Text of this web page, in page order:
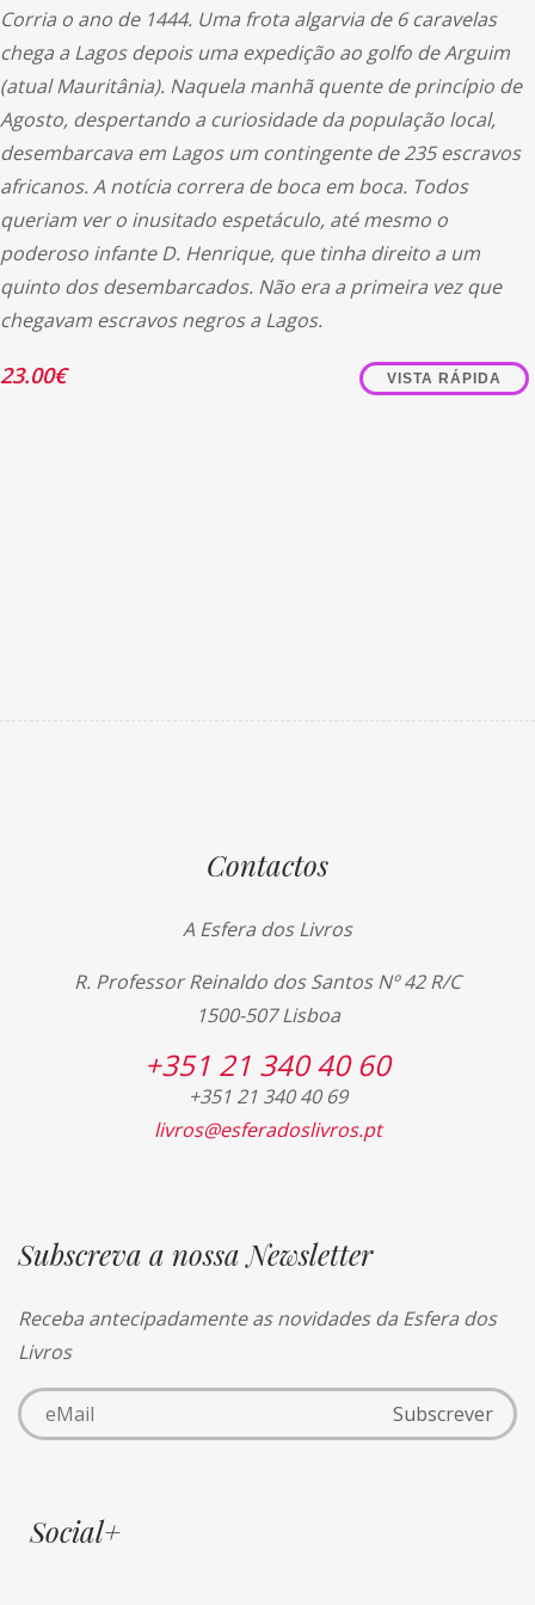
Corria o ano de 1444. Uma frota algarvia de 6 caravelas
chega a Lagos depois uma expedição ao golfo de Arguim
(atual Mauritânia). Naquela manhã quente de princípio de
Agosto, despertando a curiosidade da população local,
desembarcava em Lagos um contingente de 235 escravos
africanos. A notícia correra de boca em boca. Todos
queriam ver o inusitado espetáculo, até mesmo o
poderoso infante D. Henrique, que tinha direito a um
quinto dos desembarcados. Não era a primeira vez que
chegavam escravos negros a Lagos.
23.00€ VISTA RÁPIDA
Contactos
A Esfera dos Livros
R. Professor Reinaldo dos Santos Nº 42 R/C
1500-507 Lisboa
+351 21 340 40 60
+351 21 340 40 69
livros@esferadoslivros.pt
Subscreva a nossa Newsletter
Receba antecipadamente as novidades da Esfera dos
Livros
Social+